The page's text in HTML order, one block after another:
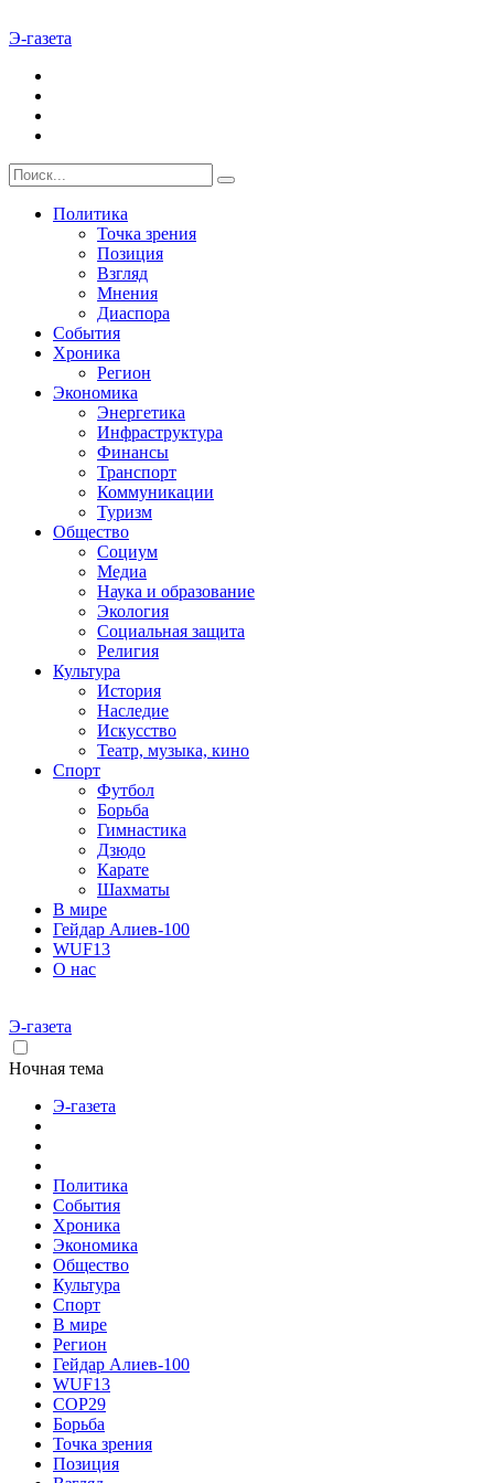
Э-газета
Политика
Точка зрения
Позиция
Взгляд
Мнения
Диаспора
События
Хроника
Регион
Экономика
Энергетика
Инфраструктура
Финансы
Транспорт
Коммуникации
Туризм
Общество
Социум
Медиа
Наука и образование
Экология
Социальная защита
Религия
Культура
История
Наследие
Искусство
Театр, музыка, кино
Спорт
Футбол
Борьба
Гимнастика
Дзюдо
Карате
Шахматы
В мире
Гейдар Алиев-100
WUF13
О нас
Э-газета
Ночная тема
Э-газета
Политика
События
Хроника
Экономика
Общество
Культура
Спорт
В мире
Регион
Гейдар Алиев-100
WUF13
COP29
Борьба
Точка зрения
Позиция